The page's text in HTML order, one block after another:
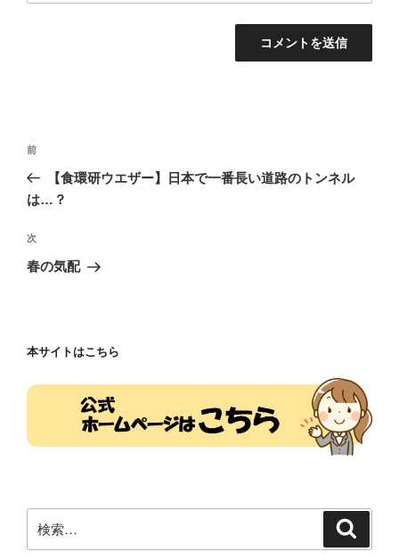
投
ナ
ゲ
ー
前
の
投
前
【食環研ウエザー】日本で一番長い道路のトンネル
は…？
次
の
次
春の気配
本サイトはこちら
索: